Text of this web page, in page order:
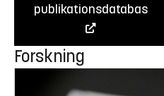
publikationsdatabas
Forskning